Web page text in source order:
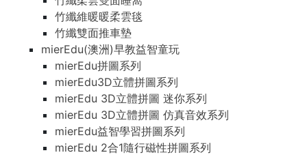
竹纖維暖暖柔雲毯
竹纖雙面推車墊
mierEdu(澳洲)早教益智童玩
mierEdu拼圖系列
mierEdu3D立體拼圖系列
mierEdu 3D立體拼圖 迷你系列
mierEdu 3D立體拼圖 仿真音效系列
mierEdu益智學習拼圖系列
mierEdu 2合1隨行磁性拼圖系列